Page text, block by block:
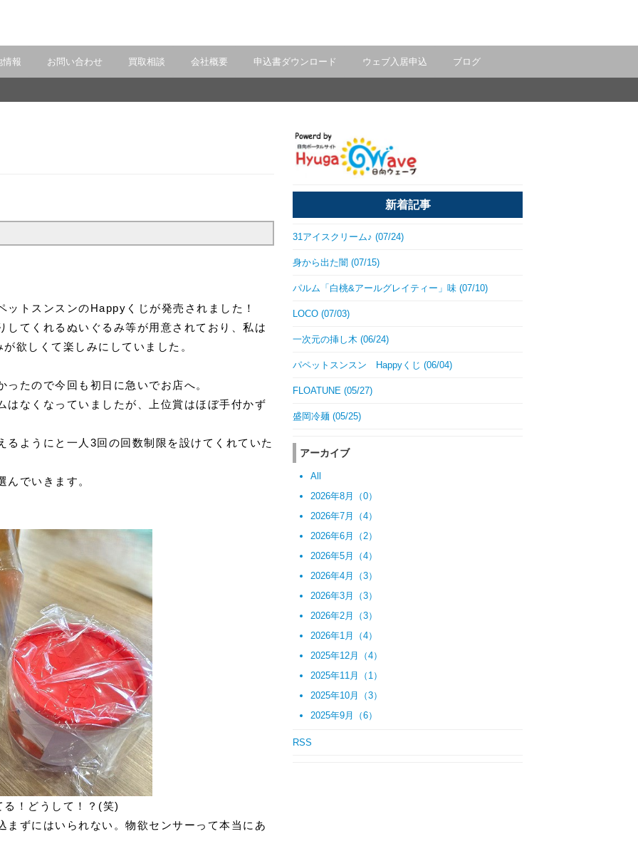
情報 お問い合わせ 買取相談 会社概要 申込書ダウンロード ウェブ入居申込 ブログ
トスンスンのHappyくじが発売されました！
してくれるぬいぐるみ等が用意されており、私は
欲しくて楽しみにしていました。
たので今回も初日に急いでお店へ。
はなくなっていましたが、上位賞はほぼ手付かず
ようにと一人3回の回数制限を設けてくれていた
でいきます。
！どうして！？(笑)
まずにはいられない。物欲センサーって本当にあ
新着記事
31アイスクリーム♪ (07/24)
身から出た闇 (07/15)
パルム「白桃&アールグレイティー」味 (07/10)
LOCO (07/03)
一次元の挿し木 (06/24)
パペットスンスン Happyくじ (06/04)
FLOATUNE (05/27)
盛岡冷麺 (05/25)
アーカイブ
All
2026年8月（0）
2026年7月（4）
2026年6月（2）
2026年5月（4）
2026年4月（3）
2026年3月（3）
2026年2月（3）
2026年1月（4）
2025年12月（4）
2025年11月（1）
2025年10月（3）
2025年9月（6）
RSS